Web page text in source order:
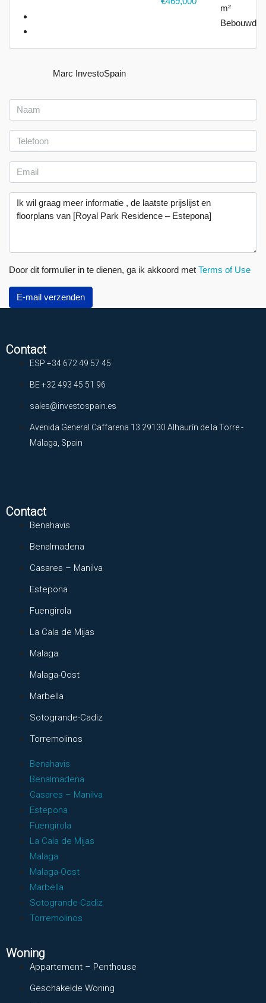
m²
Bebouwd
Marc InvestoSpain
Door dit formulier in te dienen, ga ik akkoord met Terms of Use
E-mail verzenden
Contact
ESP +34 672 49 57 45
BE +32 493 45 51 96
sales@investospain.es
Avenida General Caffarena 13 29130 Alhaurín de la Torre -
Málaga, Spain
Contact
Benahavis
Benalmadena
Casares – Manilva
Estepona
Fuengirola
La Cala de Mijas
Malaga
Malaga-Oost
Marbella
Sotogrande-Cadiz
Torremolinos
Benahavis
Benalmadena
Casares – Manilva
Estepona
Fuengirola
La Cala de Mijas
Malaga
Malaga-Oost
Marbella
Sotogrande-Cadiz
Torremolinos
Woning
Appartement – Penthouse
Geschakelde Woning